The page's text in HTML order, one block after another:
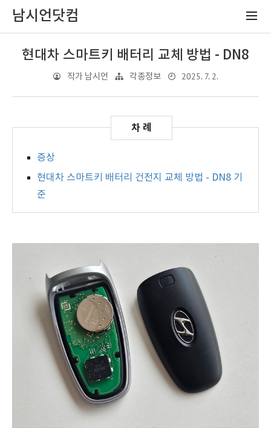
남시언닷컴
현대차 스마트키 배터리 교체 방법 - DN8
작가 남시언 각종정보 2025. 7. 2.
증상
현대차 스마트키 배터리 건전지 교체 방법 - DN8 기
준